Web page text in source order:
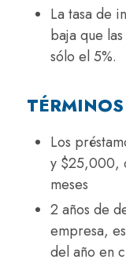
La tasa de
baja que
sólo el 5%.
Los
y $25,000,
meses
2 años de
empresa,
del año en